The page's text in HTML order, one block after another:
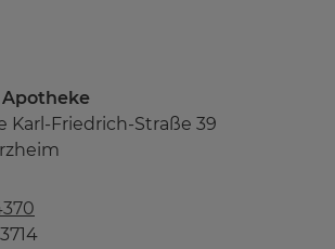
Karl-Friedrich-Straße 39